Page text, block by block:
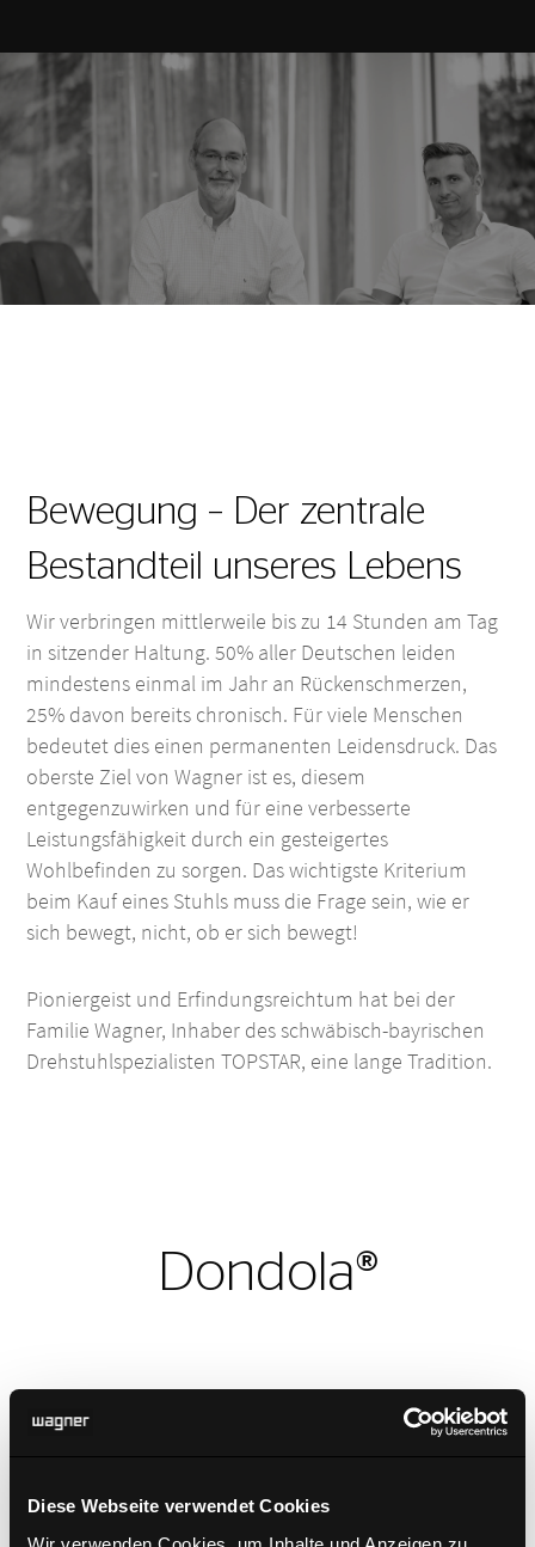
Diese Webseite verwendet Cookies
Bewegung – Der zentrale
Bestandteil unseres Lebens
Wir verbringen mittlerweile bis zu 14 Stunden am Tag
in sitzender Haltung. 50% aller Deutschen leiden
mindestens einmal im Jahr an Rückenschmerzen,
25% davon bereits chronisch. Für viele Menschen
bedeutet dies einen permanenten Leidensdruck. Das
oberste Ziel von Wagner ist es, diesem
entgegenzuwirken und für eine verbesserte
Leistungsfähigkeit durch ein gesteigertes
Wohlbefinden zu sorgen. Das wichtigste Kriterium
beim Kauf eines Stuhls muss die Frage sein, wie er
sich bewegt, nicht, ob er sich bewegt!
Pioniergeist und Erfindungsreichtum hat bei der
Familie Wagner, Inhaber des schwäbisch-bayrischen
Drehstuhlspezialisten TOPSTAR, eine lange Tradition.
Dondola®